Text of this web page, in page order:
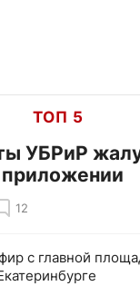
ТОП 5
УБРиР
приложении
12
с главной